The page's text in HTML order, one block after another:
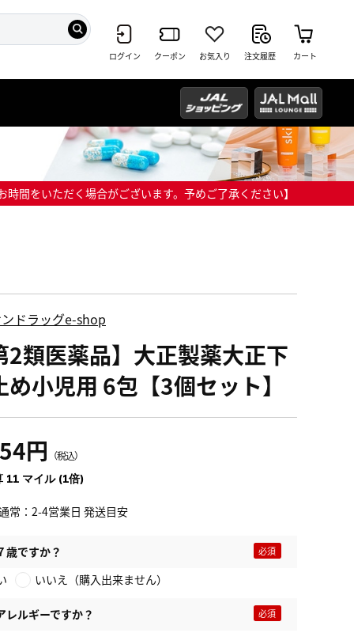
ログイン クーポン お気入り 注文履歴 カート
間をいただく場合がございます。予めご了承ください】
ドラッグe-shop
2類医薬品】大正製薬大正下
め小児用 6包【3個セット】
円 （税込）
11 マイル (1倍)
常：2-4営業日 発送目安
歳ですか？
いいえ（購入出来ません）
レルギーですか？